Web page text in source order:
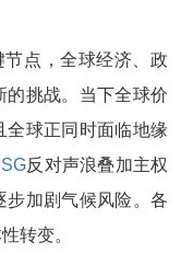
节点，全球经济、政
的挑战。当下全球价
全球正同时面临地缘
反对声浪叠加主权
步加剧气候风险。各
转变。